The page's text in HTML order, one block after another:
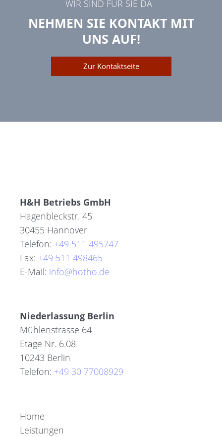
WIR SIND FÜR SIE DA
NEHMEN SIE KONTAKT MIT
UNS AUF!
Zur Kontaktseite
H&H Betriebs GmbH
Hagenbleckstr. 45
30455 Hannover
Telefon: +49 511 495747
Fax: +49 511 498465
E-Mail: info@hotho.de
Niederlassung Berlin
Mühlenstrasse 64
Etage Nr. 6.08
10243 Berlin
Telefon: +49 30 77008929
Home
Leistungen